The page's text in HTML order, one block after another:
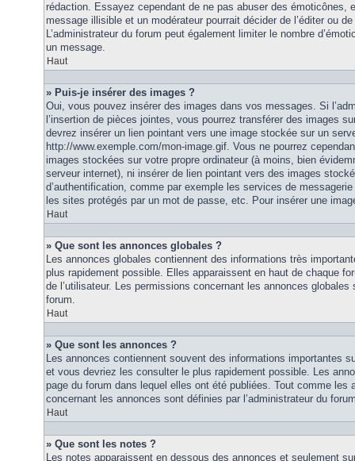
rédaction. Essayez cependant de ne pas abuser des émoticônes,
message illisible et un modérateur pourrait décider de l’éditer ou
L’administrateur du forum peut également limiter le nombre
un message.
Haut
» Puis-je insérer des images ?
Oui, vous pouvez insérer des images dans vos messages. Si
l’insertion de pièces jointes, vous pourrez transférer des images
devrez insérer un lien pointant vers une image stockée sur un
http://www.exemple.com/mon-image.gif. Vous ne pourrez
images stockées sur votre propre ordinateur (à moins, bien
serveur internet), ni insérer de lien pointant vers des images
d’authentification, comme par exemple les services de
les sites protégés par un mot de passe, etc. Pour insérer une
Haut
» Que sont les annonces globales ?
Les annonces globales contiennent des informations très
plus rapidement possible. Elles apparaissent en haut de chaque
de l’utilisateur. Les permissions concernant les annonces globales
forum.
Haut
» Que sont les annonces ?
Les annonces contiennent souvent des informations importantes
et vous devriez les consulter le plus rapidement possible. Les
page du forum dans lequel elles ont été publiées. Tout comme les
concernant les annonces sont définies par l’administrateur du
Haut
» Que sont les notes ?
Les notes apparaissent en dessous des annonces et seulement